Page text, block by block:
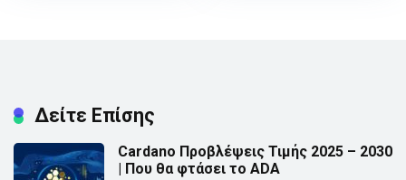
Δείτε Επίσης
Cardano Προβλέψεις Τιμής 2025 – 2030
| Που θα φτάσει το ADA